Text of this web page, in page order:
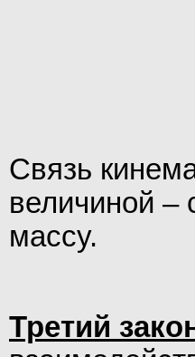
Связь
величиной –
массу.
Третий